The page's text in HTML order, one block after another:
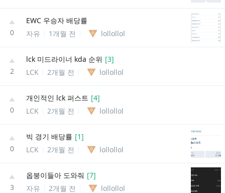
0
EWC 우승자 배당률
자유
1개월 전 lollollol
2
lck 미드라이너 kda 순위 [3]
LCK
2개월 전 lollollol
0
개인적인 lck 퍼스트 [4]
LCK
2개월 전 lollollol
0
빅 경기 배당률 [1]
LCK
2개월 전 lollollol
3
옵붕이들아 도와줘 [7]
자유
2개월 전 lollollol